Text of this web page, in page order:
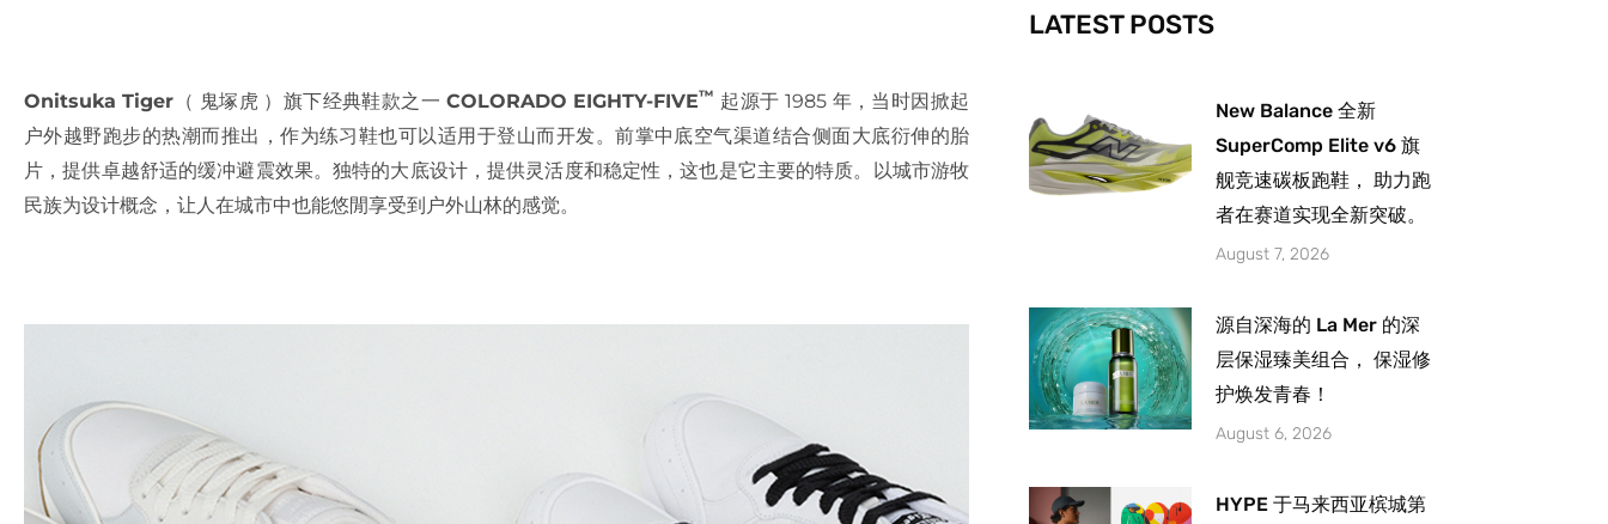
Onitsuka Tiger （ 鬼塚虎 ）旗下经典鞋款之一 COLORADO EIGHTY-FIVE™ 起源于 1985 年，当时因掀起
户外越野跑步的热潮而推出，作为练习鞋也可以适用于登山而开发。前掌中底空气渠道结合侧面大底衍伸的胎
片，提供卓越舒适的缓冲避震效果。独特的大底设计，提供灵活度和稳定性，这也是它主要的特质。以城市游牧
民族为设计概念，让人在城市中也能悠閒享受到户外山林的感觉。
-
f
m
LATEST POSTS
New Balance 全新
SuperComp Elite v6 旗
舰竞速碳板跑鞋， 助力跑
者在赛道实现全新突破。
August 7, 2026
源自深海的 La Mer 的深
层保湿臻美组合， 保湿修
护焕发青春！
August 6, 2026
HYPE 于马来西亚槟城第